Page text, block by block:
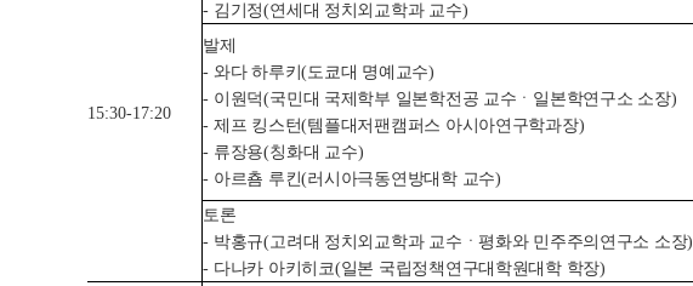
15:30-17:20
- 김기정(연세대 정치외교학과 교수)
발제
- 와다 하루키(도쿄대 명예교수)
- 이원덕(국민대 국제학부 일본학전공 교수 ㆍ 일본학연구소 소장)
- 제프 킹스턴(템플대저팬캠퍼스 아시아연구학과장)
- 류장용(칭화대 교수)
- 아르춈 루킨(러시아극동연방대학 교수)
토론
- 박홍규(고려대 정치외교학과 교수 ㆍ평화와 민주주의연구소 소장)
- 다나카 아키히코(일본 국립정책연구대학원대학 학장)